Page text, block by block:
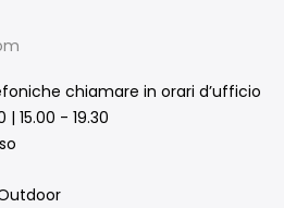
chiamare in orari d’ufficio
| 15.00 - 19.30